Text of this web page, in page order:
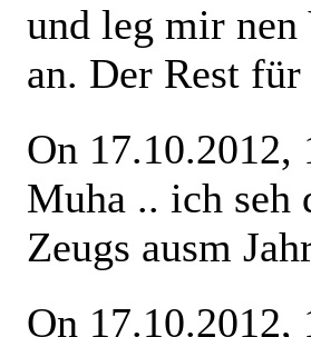
und leg mir nen
an. Der Rest
On 17.10.2012,
Muha .. ich seh
Zeugs ausm
On 17.10.2012,